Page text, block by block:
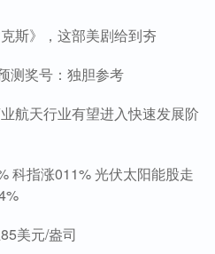
斯》，这部美剧给到夯
测奖号：独胆参考
航天行业有望进入快速发展阶
科指涨011% 光伏太阳能股走
美元/盎司